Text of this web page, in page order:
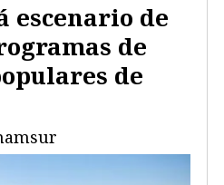
escenario de
de
de